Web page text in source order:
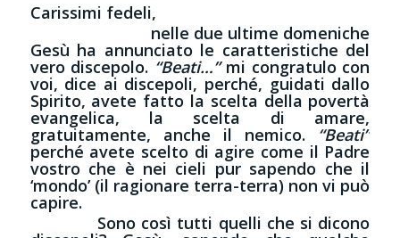
Carissimi fedeli,
nelle due ultime domeniche
Gesù ha annunciato le caratteristiche del
vero discepolo. “Beati…”mi congratulo con
voi, dice ai discepoli, perché, guidati dallo
Spirito, avete fatto la scelta della povertà
evangelica, la scelta di amare,
gratuitamente, anche il nemico. “Beati”
perché avete scelto di agire come il Padre
vostro che è nei cieli pur sapendo che il
‘mondo’ (il ragionare terra-terra) non vi può
capire.
Sono così tutti quelli che si dicono